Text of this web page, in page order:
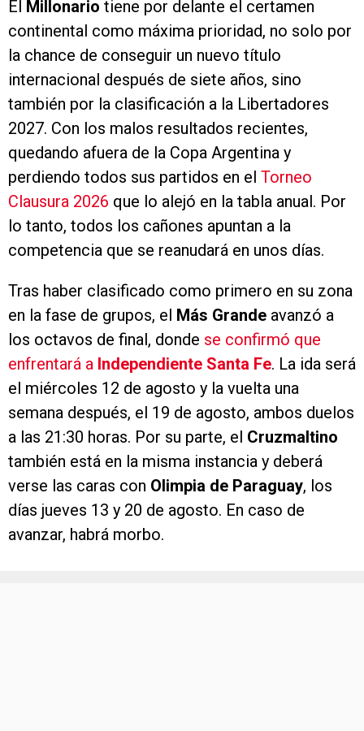
El Millonario tiene por delante el certamen
continental como máxima prioridad, no solo por
la chance de conseguir un nuevo título
internacional después de siete años, sino
también por la clasificación a la Libertadores
2027. Con los malos resultados recientes,
quedando afuera de la Copa Argentina y
perdiendo todos sus partidos en el Torneo
Clausura 2026 que lo alejó en la tabla anual. Por
lo tanto, todos los cañones apuntan a la
competencia que se reanudará en unos días.
Tras haber clasificado como primero en su zona
en la fase de grupos, el Más Grande avanzó a
los octavos de final, donde se confirmó que
enfrentará a Independiente Santa Fe. La ida será
el miércoles 12 de agosto y la vuelta una
semana después, el 19 de agosto, ambos duelos
a las 21:30 horas. Por su parte, el Cruzmaltino
también está en la misma instancia y deberá
verse las caras con Olimpia de Paraguay, los
días jueves 13 y 20 de agosto. En caso de
avanzar, habrá morbo.